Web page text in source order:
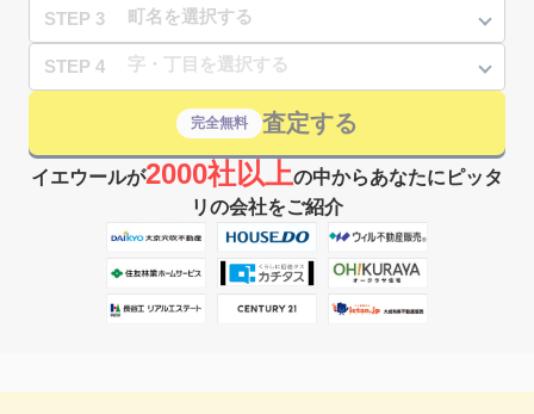
STEP 3
STEP 4
完全無料 査定する
イエウールが2000社以上の中からあなたにピッタ
リの会社をご紹介